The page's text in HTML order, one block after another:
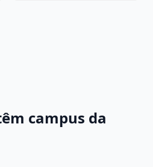
campus da